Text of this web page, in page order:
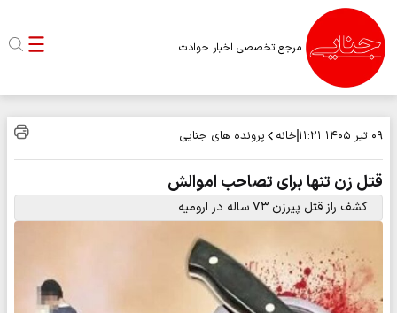
مرجع تخصصی اخبار حوادث
۰۹ تیر ۱۴۰۵ ۱۱:۲۱ خانه پرونده های جنایی
قتل زن تنها برای تصاحب اموالش
کشف راز قتل پیرزن ۷۳ ساله در ارومیه